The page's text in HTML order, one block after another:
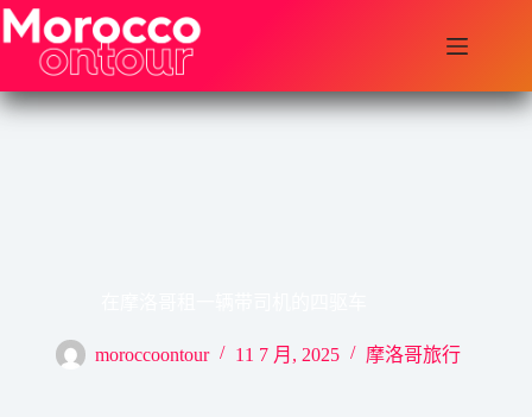
跳
至
容
moroccoontour 11 7 月, 2025 摩洛哥旅行